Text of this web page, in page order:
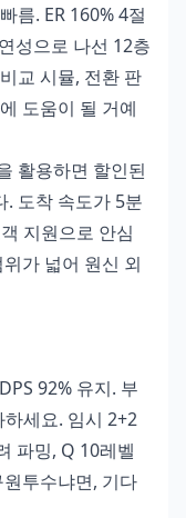
름. ER 160% 4절
성으로 나선 12층
교 시뮬, 전환 판
도움이 될 거예
활용하면 할인된
. 도착 속도가 5분
지원으로 안심
가 넓어 원신 외
92% 유지. 부
세요. 임시 2+2
파밍, Q 10레벨
투수냐면, 기다